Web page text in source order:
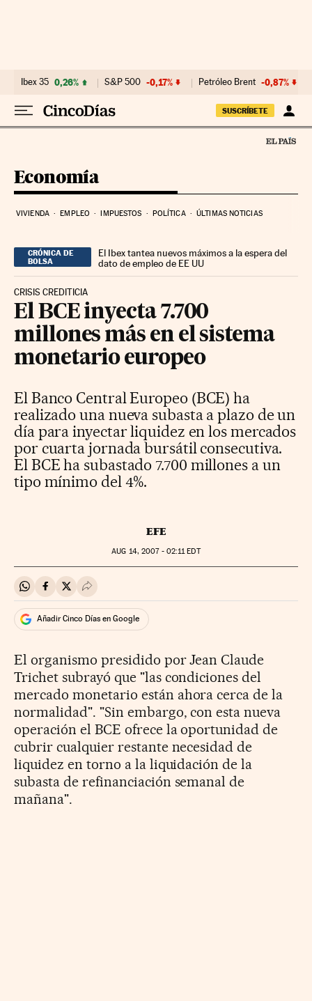
Ibex 35 0,26% S&P 500 -0,17% Petróleo Brent -0,87%
SUSCRÍBETE
Economía
VIVIENDA EMPLEO IMPUESTOS POLÍTICA ÚLTIMAS NOTICIAS
CRÓNICA DE
BOLSA
El Ibex tantea nuevos máximos a la espera del
dato de empleo de EE UU
CRISIS CREDITICIA
El BCE inyecta 7.700
millones más en el sistema
monetario europeo
El Banco Central Europeo (BCE) ha
realizado una nueva subasta a plazo de un
día para inyectar liquidez en los mercados
por cuarta jornada bursátil consecutiva.
El BCE ha subastado 7.700 millones a un
tipo mínimo del 4%.
EFE
AUG 14, 2007 - 02:11 EDT
Compartir en Whatsapp
Compartir en Facebook
Compartir en Twitter
Desplegar Redes Sociales
Añadir Cinco Días en Google
El organismo presidido por Jean Claude
Trichet subrayó que "las condiciones del
mercado monetario están ahora cerca de la
normalidad". "Sin embargo, con esta nueva
operación el BCE ofrece la oportunidad de
cubrir cualquier restante necesidad de
liquidez en torno a la liquidación de la
subasta de refinanciación semanal de
mañana".